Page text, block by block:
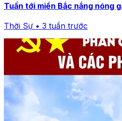
Tuần tới miền Bắc nắng nóng
Thời Sự • 3 tuần trước